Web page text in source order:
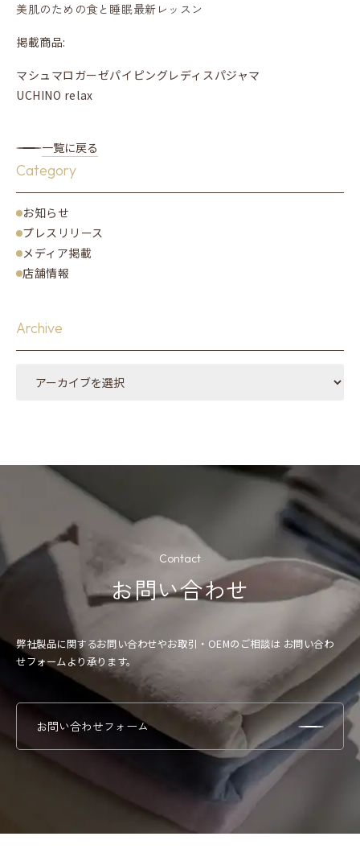
美肌のための食と睡眠最新レッスン
掲載商品:
マシュマロガーゼパイピングレディスパジャマ
UCHINO relax
一覧に戻る
Category
お知らせ
プレスリリース
メディア掲載
店舗情報
Archive
Contact
お問い合わせ
弊社製品に関するお問い合わせやお取引・OEMのご相談は お問い合わ
せフォームより承ります。
お問い合わせフォーム